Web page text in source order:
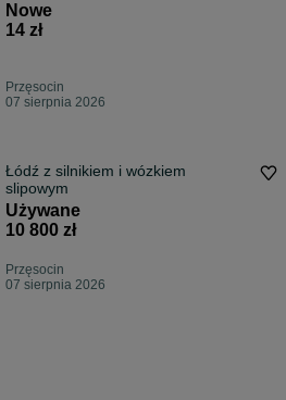
Nowe
14 zł
Przęsocin
07 sierpnia 2026
Łódź z silnikiem i wózkiem
slipowym
Używane
10 800 zł
Przęsocin
07 sierpnia 2026